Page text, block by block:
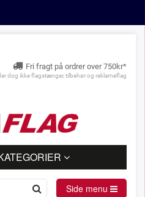
Fri fragt på ordrer over 750kr*
dog ikke flagstænger, tilbehør og reklameflag
Side menu